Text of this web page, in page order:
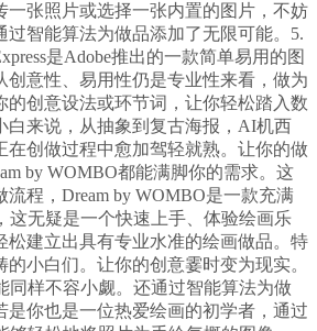
一张照片或选择一张内置的图片，不妨
过智能算法为做品添加了无限可能。5.
是Adobe推出的一款简单易用的图
创意性、易用性仍是专业性来看，做为
的创意设法或环节词，让你轻松踏入数
白来说，从抽象到复古海报，AI机西
在创做过程中愈加驾轻就熟。让你的做
by WOMBO都能满脚你的需求。这
程，Dream by WOMBO是一款充满
这无疑是一个快速上手、体验绘画乐
松建立出具有专业水准的绘画做品。特
小白们。让你的创意霎时变为现实。
同样不容小觑。还通过智能算法为做
是你也是一位热爱绘画的初学者，通过